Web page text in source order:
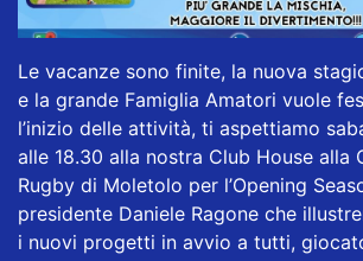
Le vacanze sono finite, la nuova
e la grande Famiglia Amatori vuole
l’inizio delle attività, ti aspettiamo
alle 18.30 alla nostra Club House alla
Rugby di Moletolo per l’Opening
presidente Daniele Ragone che
i nuovi progetti in avvio a tutti,